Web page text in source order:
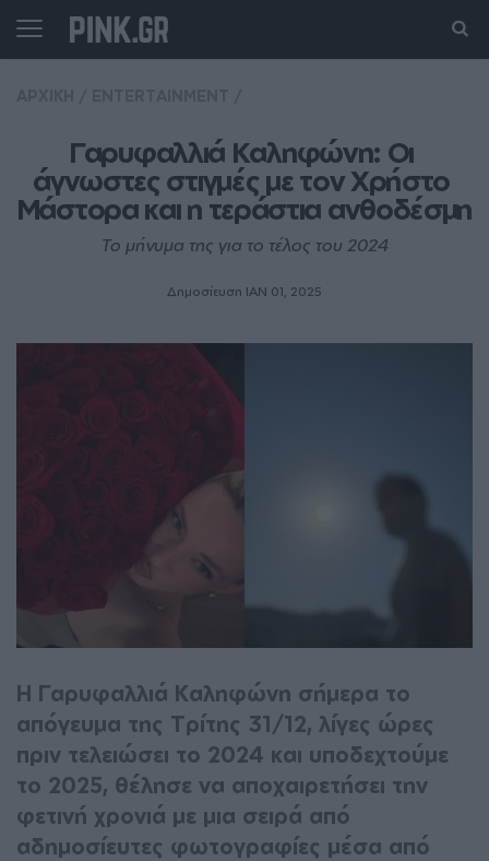
Γαρυφαλλιά Καληφώνη: Οι
άγνωστες στιγμές με τον Χρήστο
Μάστορα και η τεράστια ανθοδέσμη
Το μήνυμα της για το τέλος του 2024
Δημοσίευση ΙΑΝ 01, 2025
Η Γαρυφαλλιά Καληφώνη σήμερα το
απόγευμα της Τρίτης 31/12, λίγες ώρες
πριν τελειώσει το 2024 και υποδεχτούμε
το 2025, θέλησε να αποχαιρετήσει την
φετινή χρονιά με μια σειρά από
αδημοσίευτες φωτογραφίες μέσα από